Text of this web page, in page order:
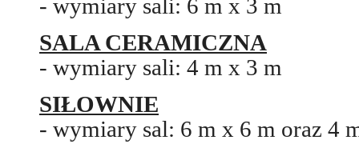
- wymiary sali: 6 m x 3 m
SALA CERAMICZNA
- wymiary sali: 4 m x 3 m
SIŁOWNIE
- wymiary sal: 6 m x 6 m oraz 4